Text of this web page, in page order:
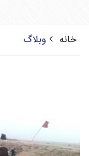
خانه وبلاگ